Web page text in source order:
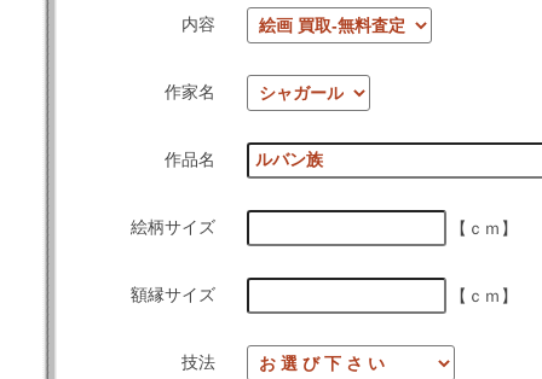
内容
作家名
作品名
絵柄サイズ 【ｃｍ】
額縁サイズ 【ｃｍ】
技法